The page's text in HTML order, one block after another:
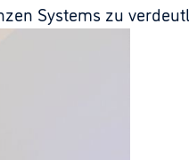
Systems zu